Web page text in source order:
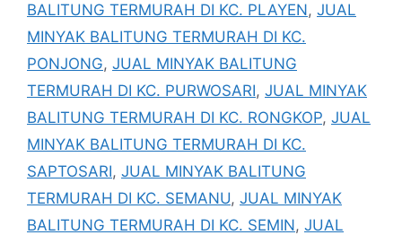
BALITUNG TERMURAH DI KC. PLAYEN, JUAL
MINYAK BALITUNG TERMURAH DI KC.
PONJONG, JUAL MINYAK BALITUNG
TERMURAH DI KC. PURWOSARI, JUAL MINYAK
BALITUNG TERMURAH DI KC. RONGKOP, JUAL
MINYAK BALITUNG TERMURAH DI KC.
SAPTOSARI, JUAL MINYAK BALITUNG
TERMURAH DI KC. SEMANU, JUAL MINYAK
BALITUNG TERMURAH DI KC. SEMIN, JUAL